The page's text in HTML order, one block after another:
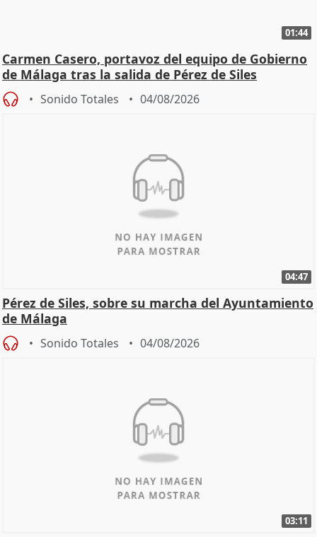
01:44
Carmen Casero, portavoz del equipo de Gobierno
de Málaga tras la salida de Pérez de Siles
Sonido Totales 04/08/2026
04:47
Pérez de Siles, sobre su marcha del Ayuntamiento
de Málaga
Sonido Totales 04/08/2026
03:11